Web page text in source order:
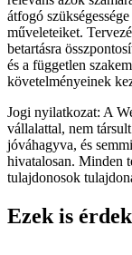
átfogó
műveleteiket.
betartásra
és a független
követelményeinek
Jogi nyilatkozat: A
vállalattal, nem
jóváhagyva, és
hivatalosan. Minden
tulajdonosok
Ezek is